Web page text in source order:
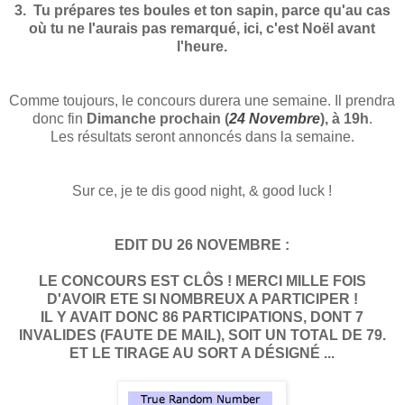
3. Tu prépares tes boules et ton sapin, parce qu'au cas
où tu ne l'aurais pas remarqué, ici, c'est Noël avant
l'heure.
Comme toujours, le concours durera une semaine. Il prendra
donc fin Dimanche prochain (24 Novembre), à 19h.
Les résultats seront annoncés dans la semaine.
Sur ce, je te dis good night, & good luck !
EDIT DU 26 NOVEMBRE :
LE CONCOURS EST CLÔS ! MERCI MILLE FOIS
D'AVOIR ETE SI NOMBREUX A PARTICIPER !
IL Y AVAIT DONC 86 PARTICIPATIONS, DONT 7
INVALIDES (FAUTE DE MAIL), SOIT UN TOTAL DE 79.
ET LE TIRAGE AU SORT A DÉSIGNÉ ...